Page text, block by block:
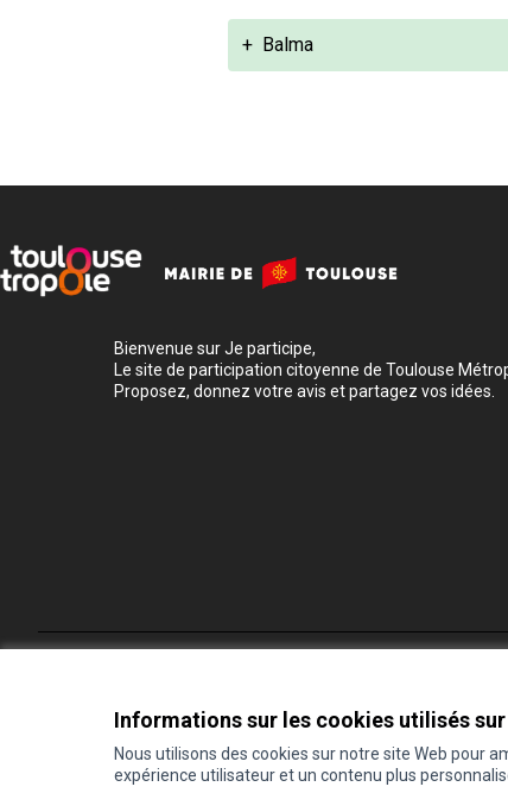
Informations sur les cookies utilisés
Nous utilisons des cookies sur notre site Web pour
expérience utilisateur et un contenu plus
+ Balma
Bienvenue sur Je participe,
Le site de participation citoyenne de Toulouse
Proposez, donnez votre avis et partagez vos idées.